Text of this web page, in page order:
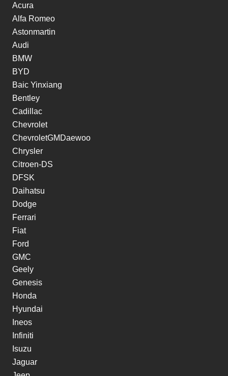
Acura
Alfa Romeo
Astonmartin
Audi
BMW
BYD
Baic Yinxiang
Bentley
Cadillac
Chevrolet
ChevroletGMDaewoo
Chrysler
Citroen-DS
DFSK
Daihatsu
Dodge
Ferrari
Fiat
Ford
GMC
Geely
Genesis
Honda
Hyundai
Ineos
Infiniti
Isuzu
Jaguar